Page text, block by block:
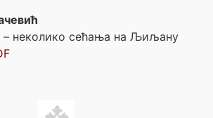
неколико сећања на Љиљану